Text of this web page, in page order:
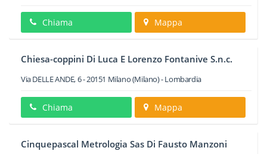
Chiama Mappa
Chiesa-coppini Di Luca E Lorenzo Fontanive S.n.c.
Via DELLE ANDE, 6-20151 Milano(Milano) -Lombardia
Chiama Mappa
Cinquepascal Metrologia Sas Di Fausto Manzoni